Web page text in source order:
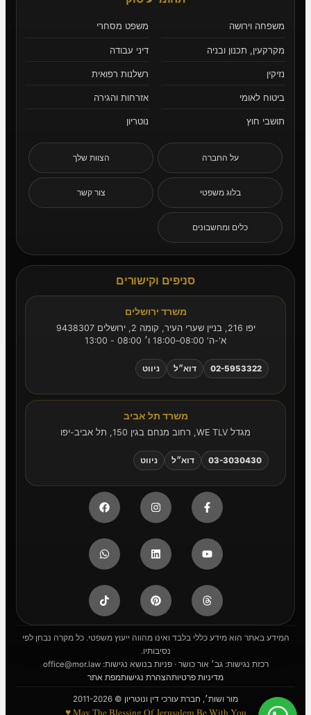
משפחה וירושה משפט מסחרי
מקרקעין, תכנון ובניה דיני עבודה
נזיקין רשלנות רפואית
ביטוח לאומי אזרחות והגירה
תושבי חוץ נוטריון
על החברה הצוות שלך
בלוג משפטי צור קשר
כלים ומחשבונים
סניפים וקישורים
משרד ירושלים
יפו 216, בניין שערי העיר, קומה 2, ירושלים 9438307
א'-ה' 08:00–18:00 ו׳ 08:00 - 13:00
02-5953322 דוא״ל ניווט
משרד תל אביב
מגדל WE TLV, רחוב מנחם בגין 150, תל אביב-יפו
03-3030430 דוא״ל ניווט
המידע באתר הוא מידע כללי בלבד ואינו מהווה ייעוץ משפטי. כל מקרה נבחן לפי
נסיבותיו.
רכזת נגישות: גב׳ אור כושר · פניות בנושא נגישות:office@mor.law
מדיניות פרטיותהצהרת נגישותמפת אתר
מור ושות׳, חברת עורכי דין ונוטריון © 2011-2026
May The Blessing Of Jerusalem Be With You ♥